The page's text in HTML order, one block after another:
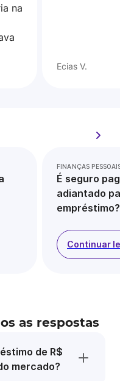
na
Ecias V.
FINANÇAS
É seguro
adiantado
empréstimo?
Continuar
as respostas
de R$
mercado?